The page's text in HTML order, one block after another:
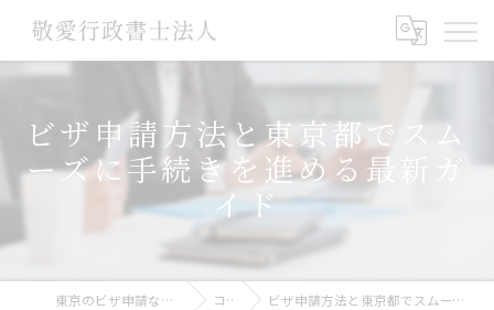
ビザ申請方法と東京都でスム
ーズに手続きを進める最新ガ
イド
東京のビザ申請なら敬愛行政書士法人 コラム ビザ申請方法と東京都でスムーズに手続きを進める最新ガイド